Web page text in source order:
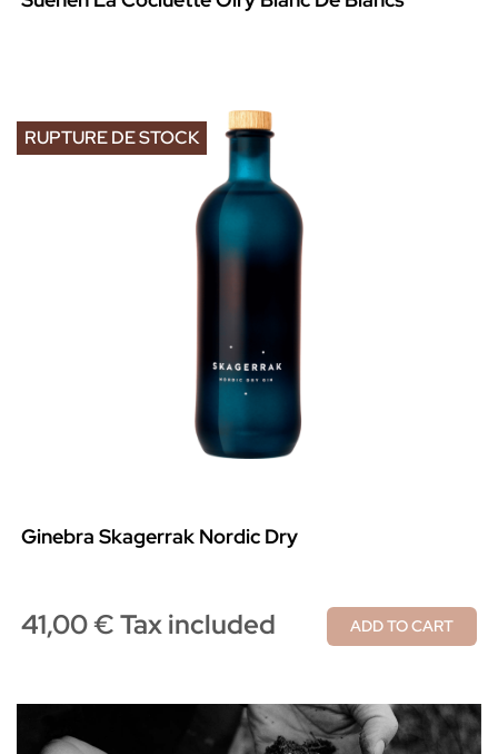
Ginebra Skagerrak Nordic Dry
41,00 € Tax included ADD TO CART
RUPTURE DE STOCK